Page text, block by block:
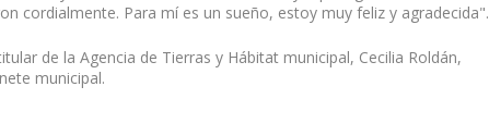
cordialmente. Para mí es un sueño, estoy muy feliz y agradecida".
de la Agencia de Tierras y Hábitat municipal, Cecilia Roldán,
municipal.